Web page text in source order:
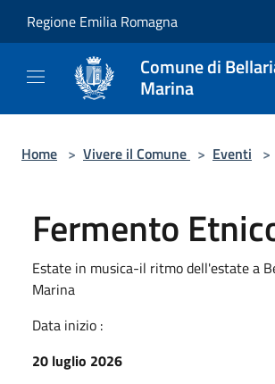
Regione Emilia Romagna
Comune di
Marina
Home > Vivere il Comune > Eventi >
Fermento
Estate in musica-il ritmo dell'estate a
Marina
Data inizio :
20 luglio 2026